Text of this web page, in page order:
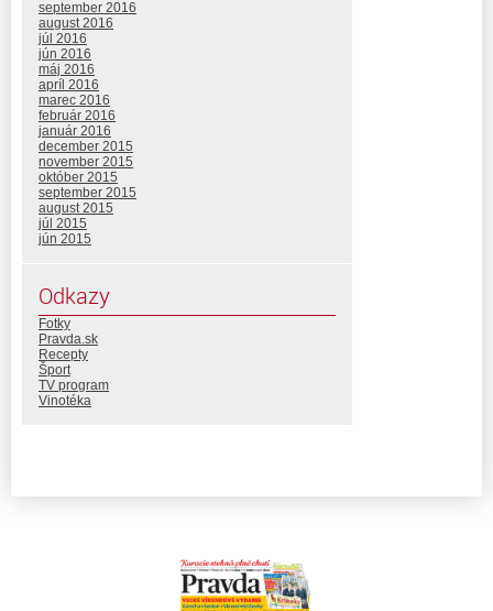
september 2016
august 2016
júl 2016
jún 2016
máj 2016
apríl 2016
marec 2016
február 2016
január 2016
december 2015
november 2015
október 2015
september 2015
august 2015
júl 2015
jún 2015
Odkazy
Fotky
Pravda.sk
Recepty
Šport
TV program
Vinotéka